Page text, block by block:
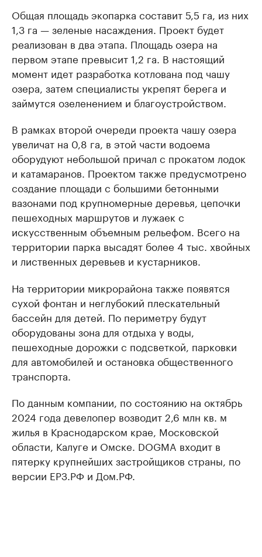
Общая площадь экопарка составит 5,5 га, из них
1,3 га — зеленые насаждения. Проект будет
реализован в два этапа. Площадь озера на
первом этапе превысит 1,2 га. В настоящий
момент идет разработка котлована под чашу
озера, затем специалисты укрепят берега и
займутся озеленением и благоустройством.
В рамках второй очереди проекта чашу озера
увеличат на 0,8 га, в этой части водоема
оборудуют небольшой причал с прокатом лодок
и катамаранов. Проектом также предусмотрено
создание площади с большими бетонными
вазонами под крупномерные деревья, цепочки
пешеходных маршрутов и лужаек с
искусственным объемным рельефом. Всего на
территории парка высадят более 4 тыс. хвойных
и лиственных деревьев и кустарников.
На территории микрорайона также появятся
сухой фонтан и неглубокий плескательный
бассейн для детей. По периметру будут
оборудованы зона для отдыха у воды,
пешеходные дорожки с подсветкой, парковки
для автомобилей и остановка общественного
транспорта.
По данным компании, по состоянию на октябрь
2024 года девелопер возводит 2,6 млн кв. м
жилья в Краснодарском крае, Московской
области, Калуге и Омске. DOGMA входит в
пятерку крупнейших застройщиков страны, по
версии ЕРЗ.РФ и Дом.РФ.